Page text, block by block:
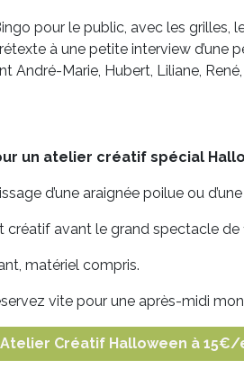
pour le public, avec les grilles,
à une petite interview
André-Marie, Hubert, Liliane,
un atelier créatif spécial
d’une araignée poilue ou
créatif avant le grand spectacle de
matériel compris.
vite pour une après-midi
Créatif Halloween à